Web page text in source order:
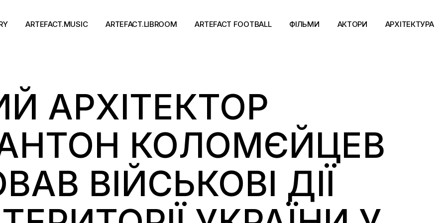
ARTEFACT.MUSIC
Альбоми
Концерти
ARTEFACT.LIBROOM
Події
ARTEFACT FOOTBALL ФІЛЬМИ АКТОРИ АРХІТЕКТУРА
АРХІТЕКТОР
КОЛОМЄЙЦЕВ
ВІЙСЬКОВІ ДІЇ